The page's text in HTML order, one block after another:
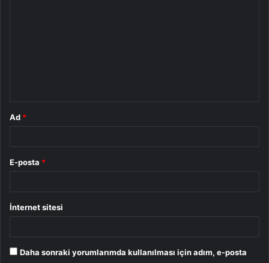
Ad *
E-posta *
İnternet sitesi
Daha sonraki yorumlarımda kullanılması için adım, e-posta